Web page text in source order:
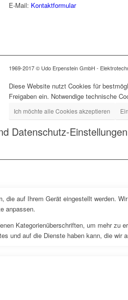
E-Mail: Kontaktformular
1969-2017 © Udo Erpenstein GmbH -
Diese Website nutzt Cookies für
Freigaben ein. Notwendige technische
Ich möchte alle Cookies akzeptieren
Datenschutz-Einstellungen
die auf Ihrem Gerät eingestellt werden.
anpassen.
Kategorienüberschriften, um mehr zu
und auf die Dienste haben kann, die wir